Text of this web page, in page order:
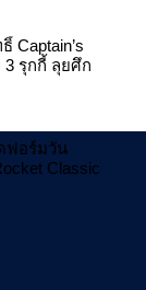
Captain’s
3 รุกกี้ ลุยศึก
ฟอร์มวัน
Classic